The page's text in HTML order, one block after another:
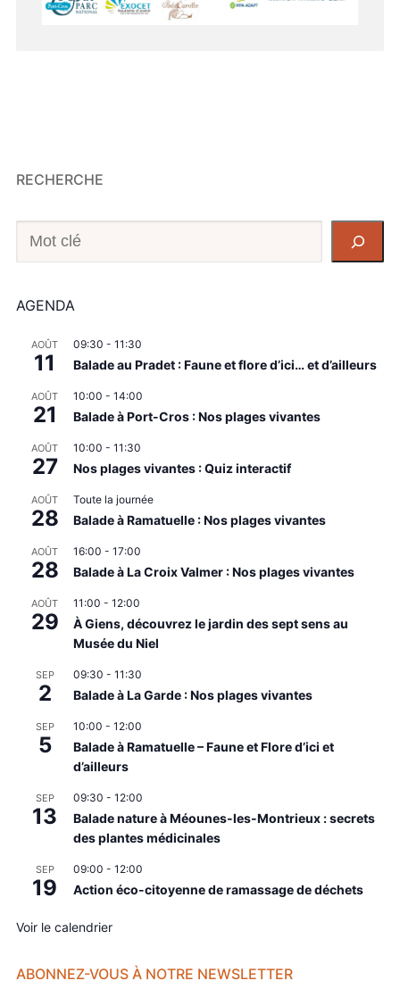
RECHERCHE
Recherche
AGENDA
AOÛT
11
09:30 - 11:30
Balade au Pradet : Faune et flore d’ici… et d’ailleurs
AOÛT
21
10:00 - 14:00
Balade à Port-Cros : Nos plages vivantes
AOÛT
27
10:00 - 11:30
Nos plages vivantes : Quiz interactif
AOÛT
28
Toute la journée
Balade à Ramatuelle : Nos plages vivantes
AOÛT
28
16:00 - 17:00
Balade à La Croix Valmer : Nos plages vivantes
AOÛT
29
11:00 - 12:00
À Giens, découvrez le jardin des sept sens au
Musée du Niel
SEP
2
09:30 - 11:30
Balade à La Garde : Nos plages vivantes
SEP
5
10:00 - 12:00
Balade à Ramatuelle – Faune et Flore d’ici et
d’ailleurs
SEP
13
09:30 - 12:00
Balade nature à Méounes-les-Montrieux : secrets
des plantes médicinales
SEP
19
09:00 - 12:00
Action éco-citoyenne de ramassage de déchets
Voir le calendrier
ABONNEZ-VOUS À NOTRE NEWSLETTER